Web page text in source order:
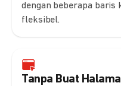
dengan beberapa baris
fleksibel.
Tanpa Buat